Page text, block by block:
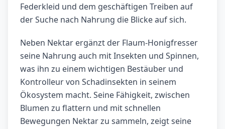
Federkleid und dem geschäftigen Treiben auf
der Suche nach Nahrung die Blicke auf sich.
Neben Nektar ergänzt der Flaum-Honigfresser
seine Nahrung auch mit Insekten und Spinnen,
was ihn zu einem wichtigen Bestäuber und
Kontrolleur von Schadinsekten in seinem
Ökosystem macht. Seine Fähigkeit, zwischen
Blumen zu flattern und mit schnellen
Bewegungen Nektar zu sammeln, zeigt seine